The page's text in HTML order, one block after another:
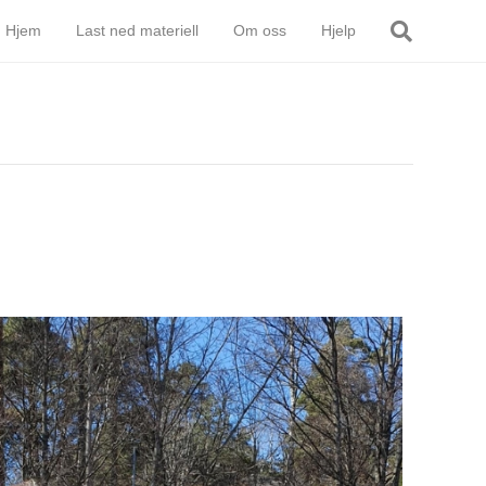
Hjem Last ned materiell Om oss Hjelp